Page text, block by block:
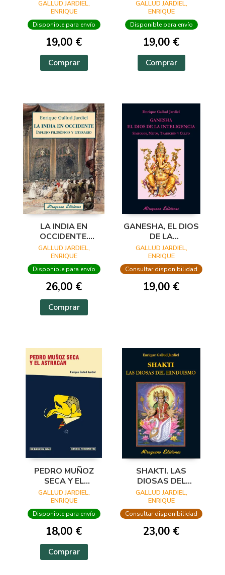
GALLUD JARDIEL,
ENRIQUE
Disponible para envío
19,00 €
Comprar
TRADICIÓN Y
CULTO
GALLUD JARDIEL,
ENRIQUE
Disponible para envío
19,00 €
Comprar
LA INDIA EN
OCCIDENTE.
INFLUJO
FILOSÓFICO Y
LITERARIO
GALLUD JARDIEL,
ENRIQUE
Disponible para envío
26,00 €
Comprar
GANESHA, EL DIOS
DE LA
INTELIGENCIA
GALLUD JARDIEL,
ENRIQUE
Consultar disponibilidad
19,00 €
PEDRO MUÑOZ
SECA Y EL
ASTRACÁN
GALLUD JARDIEL,
ENRIQUE
Disponible para envío
18,00 €
Comprar
SHAKTI. LAS
DIOSAS DEL
HINDUISMO
GALLUD JARDIEL,
ENRIQUE
Consultar disponibilidad
23,00 €